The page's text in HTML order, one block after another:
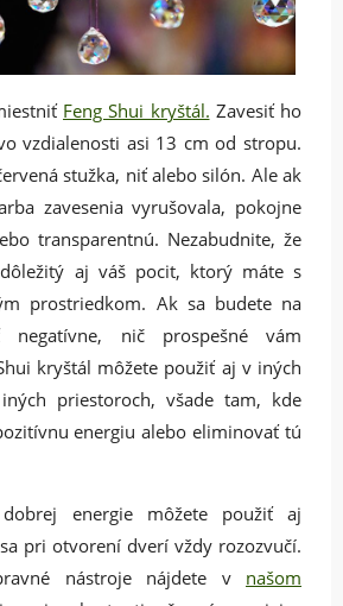
Feng Shui kryštál. Zavesiť ho
vzdialenosti asi 13 cm od stropu.
stužka, niť alebo silón. Ale ak
zavesenia vyrušovala, pokojne
transparentnú. Nezabudnite, že
aj váš pocit, ktorý máte s
prostriedkom. Ak sa budete na
negatívne, nič prospešné vám
kryštál môžete použiť aj v iných
priestoroch, všade tam, kde
energiu alebo eliminovať tú
energie môžete použiť aj
pri otvorení dverí vždy rozozvučí.
nástroje nájdete v našom